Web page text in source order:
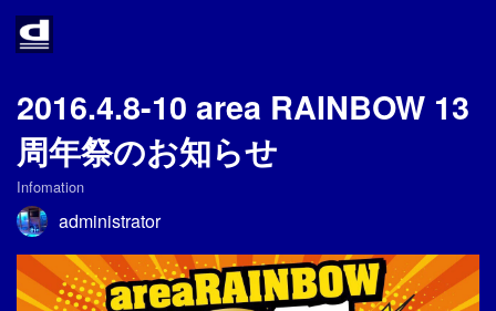
Home
About
Access
Infomation
Twitter
2016.4.8-10 area RAINBOW 13
周年祭のお知らせ
Infomation
administrator